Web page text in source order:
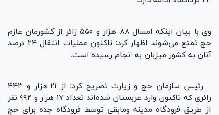
وی با بیان اینکه امسال ۸۸ هزار و ۵۵۰ زائر از کشورمان عازم
حج تمتع می‌شوند اظهار کرد: تاکنون عملیات انتقال ۲۴ درصد
آنان به کشور میزبان به انجام رسیده است.
رئیس سازمان حج و زیارت تصریح کرد: از ۲۱ هزار و ۴۴۳
زائری که تاکنون وارد عربستان شده‌اند تعداد ۱۷ هزار و ۹۹۲ نفر
از طریق فرودگاه مدینه ومابقی توسط فرودگاه جده برای حج